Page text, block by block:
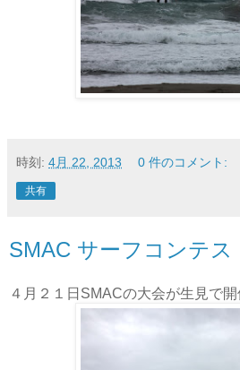
時刻: 4月 22, 2013 0 件のコメント:
共有
SMAC サーフコンテス
４月２１日SMACの大会が生見で開